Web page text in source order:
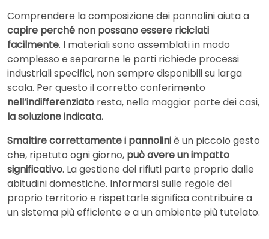
Comprendere la composizione dei pannolini aiuta a
capire perché non possano essere riciclati
facilmente. I materiali sono assemblati in modo
complesso e separarne le parti richiede processi
industriali specifici, non sempre disponibili su larga
scala. Per questo il corretto conferimento
nell’indifferenziato resta, nella maggior parte dei casi,
la soluzione indicata.
Smaltire correttamente i pannoliniè un piccolo gesto
che, ripetuto ogni giorno, può avere un impatto
significativo. La gestione dei rifiuti parte proprio dalle
abitudini domestiche. Informarsi sulle regole del
proprio territorio e rispettarle significa contribuire a
un sistema più efficiente e a un ambiente più tutelato.